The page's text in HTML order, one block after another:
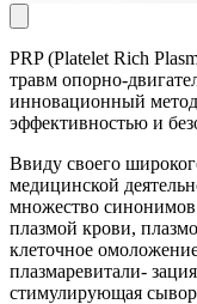
PRP (Platelet Rich
травм опорно-
инновационный
эффективностью и
Ввиду своего
медицинской
множество
плазмой крови,
клеточное
плазмаревитали-
стимулирующая